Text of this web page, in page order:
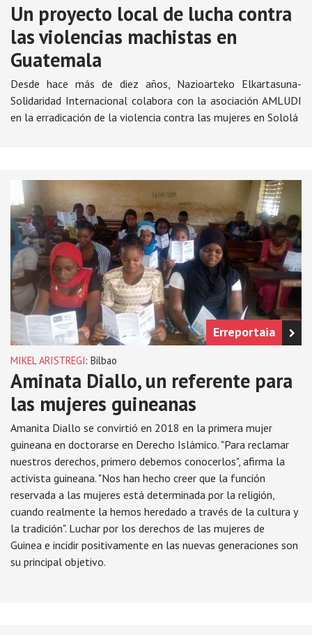
Un proyecto local de lucha contra
las violencias machistas en
Guatemala
Desde hace más de diez años, Nazioarteko Elkartasuna-
Solidaridad Internacional colabora con la asociación AMLUDI
en la erradicación de la violencia contra las mujeres en Sololá
Erreportaia
MIKEL ARISTREGI: Bilbao
Aminata Diallo, un referente para
las mujeres guineanas
Amanita Diallo se convirtió en 2018 en la primera mujer
guineana en doctorarse en Derecho Islámico. "Para reclamar
nuestros derechos, primero debemos conocerlos", afirma la
activista guineana. "Nos han hecho creer que la función
reservada a las mujeres está determinada por la religión,
cuando realmente la hemos heredado a través de la cultura y
la tradición". Luchar por los derechos de las mujeres de
Guinea e incidir positivamente en las nuevas generaciones son
su principal objetivo.